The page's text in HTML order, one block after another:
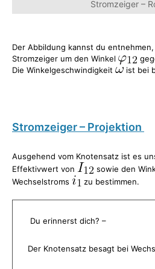
Stromzeiger –
Der Abbildung kannst du
Stromzeiger um den Winkel
Die Winkelgeschwindigkeit
ist bei
Stromzeiger – Projektion
Ausgehend vom Knotensatz ist es
Effektivwert von
sowie den
Wechselstroms
zu bestimmen.
Du erinnerst dich? –
Der Knotensatz besagt bei